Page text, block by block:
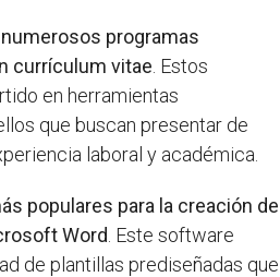
programas
currículum vitae . Estos
en herramientas
que buscan presentar de
laboral y académica.
populares para la creación de
Word . Este software
de plantillas prediseñadas que